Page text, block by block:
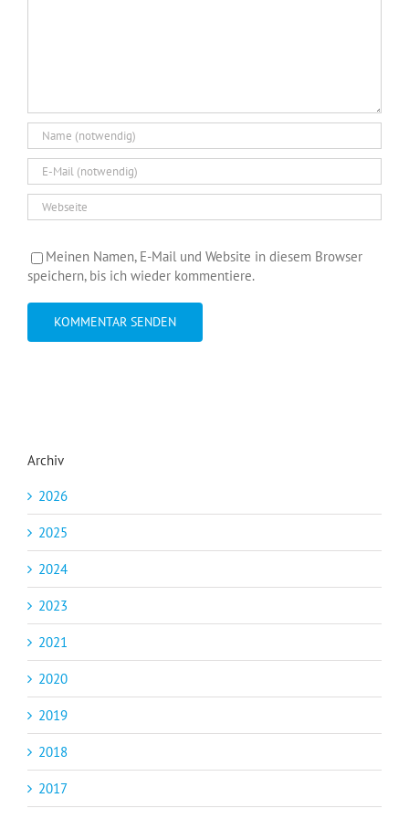
Meinen Namen, E-Mail und Website in diesem Browser
speichern, bis ich wieder kommentiere.
Archiv
2026
2025
2024
2023
2021
2020
2019
2018
2017